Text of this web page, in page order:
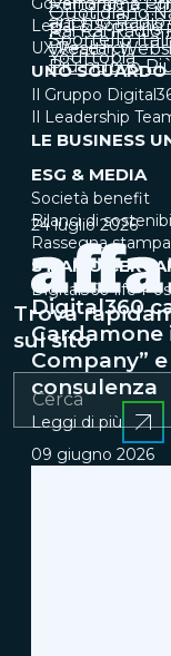
Legal & Sourcing
UX Research
UNO
Il Gruppo
Il Leadership
LE BUSINESS
ESG & MEDIA
Società benefit
Bilanci di
Rassegna stampa
STIAMO
Digital360 life
Trova
sul sito
Quotidiano
anch'io Radio
Rai Rai Radio
Sportello
Wealth
Yourtopia
Più nuovo
24 luglio 2026
Digital360
Cardamone
Company”
consulenza
Leggi di più
09 giugno 2026